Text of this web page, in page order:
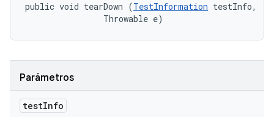
public void tearDown (TestInformation testInfo,
                Throwable e)
Parámetros
testInfo